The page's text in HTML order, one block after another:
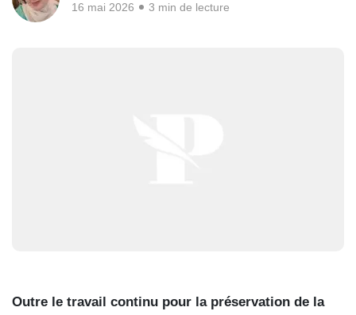
16 mai 2026 3 min de lecture
Outre le travail continu pour la préservation de la